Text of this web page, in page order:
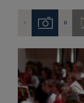
1 Imágenes
0